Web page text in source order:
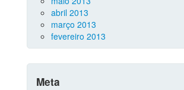
abril 2013
março 2013
fevereiro 2013
Meta